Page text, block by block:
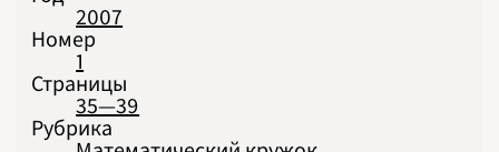
2007
Номер
1
Страницы
35—39
Рубрика